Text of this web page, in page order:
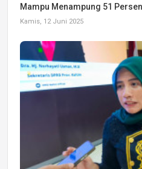
Mampu Menampung 51
Kamis, 12 Juni 2025